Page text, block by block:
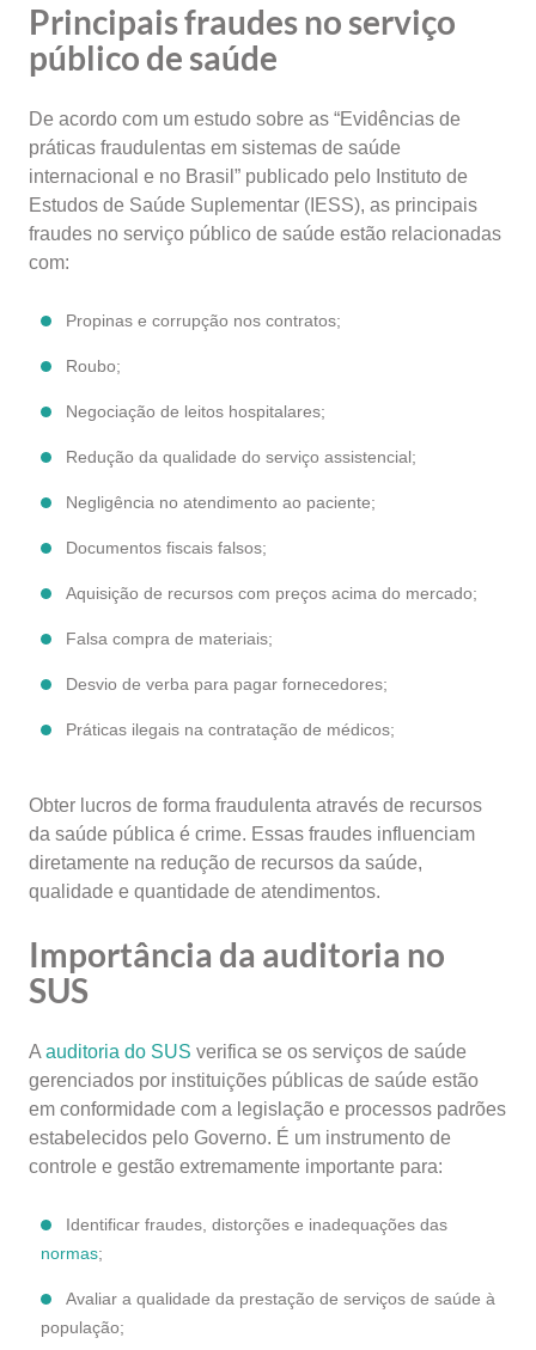
Principais fraudes no serviço
público de saúde
De acordo com um estudo sobre as “Evidências de
práticas fraudulentas em sistemas de saúde
internacional e no Brasil” publicado pelo Instituto de
Estudos de Saúde Suplementar (IESS), as principais
fraudes no serviço público de saúde estão relacionadas
com:
Propinas e corrupção nos contratos;
Roubo;
Negociação de leitos hospitalares;
Redução da qualidade do serviço assistencial;
Negligência no atendimento ao paciente;
Documentos fiscais falsos;
Aquisição de recursos com preços acima do mercado;
Falsa compra de materiais;
Desvio de verba para pagar fornecedores;
Práticas ilegais na contratação de médicos;
Obter lucros de forma fraudulenta através de recursos
da saúde pública é crime. Essas fraudes influenciam
diretamente na redução de recursos da saúde,
qualidade e quantidade de atendimentos.
Importância da auditoria no
SUS
A auditoria do SUS verifica se os serviços de saúde
gerenciados por instituições públicas de saúde estão
em conformidade com a legislação e processos padrões
estabelecidos pelo Governo. É um instrumento de
controle e gestão extremamente importante para:
Identificar fraudes, distorções e inadequações das
normas;
Avaliar a qualidade da prestação de serviços de saúde à
população;